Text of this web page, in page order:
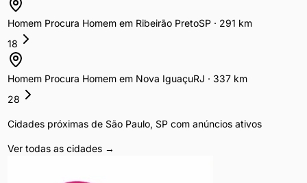
Homem Procura Homemem Ribeirão PretoSP· 291 km
18
Homem Procura Homemem Nova IguaçuRJ · 337km
28
Cidades próximas de São Paulo, SPcom anúncios ativos
Ver todas as cidades →